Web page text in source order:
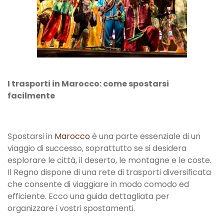
I trasporti in Marocco: come spostarsi
facilmente
Spostarsi in Maroccoè una parte essenziale di un
viaggio di successo, soprattutto se si desidera
esplorare le città, il deserto, le montagne e le coste.
Il Regno dispone di una rete di trasporti diversificata
che consente di viaggiare in modo comodo ed
efficiente. Ecco una guida dettagliata per
organizzare i vostri spostamenti.